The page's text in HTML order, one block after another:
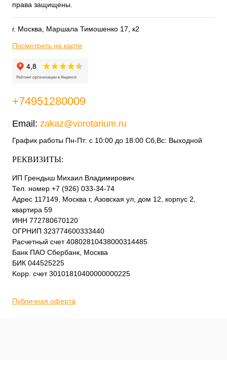
права защищены.
г. Москва, Маршала Тимошенко 17, к2
Посмотреть на карте
+74951280009
Email: zakaz@vorotarium.ru
График работы Пн-Пт: с 10:00 до 18:00 Сб,Вс: Выходной
РЕКВИЗИТЫ:
ИП Грендыш Михаил Владимирович
Тел. номер +7 (926) 033-34-74
Адрес 117149, Москва г, Азовская ул, дом 12, корпус 2,
квартира 59
ИНН 772780670120
ОГРНИП 323774600333440
Расчетный счет 40802810438000314485
Банк ПАО Сбербанк, Москва
БИК 044525225
Kорр. счет 30101810400000000225
Публичная оферта